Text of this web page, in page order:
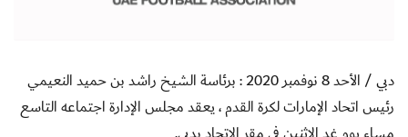
دبي / الأحد 8 نوفمبر 2020 : برئاسة الشيخ راشد بن حميد النعيمي
رئيس اتحاد الإمارات لكرة القدم ، يعقد مجلس الإدارة اجتماعه التاسع